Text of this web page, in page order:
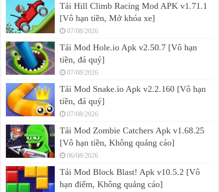
Tải Hill Climb Racing Mod APK v1.71.1
[Vô hạn tiền, Mở khóa xe]
07/08/2026
Tải Mod Hole.io Apk v2.50.7 [Vô hạn
tiền, đá quý]
07/08/2026
Tải Mod Snake.io Apk v2.2.160 [Vô hạn
tiền, đá quý]
07/08/2026
Tải Mod Zombie Catchers Apk v1.68.25
[Vô hạn tiền, Không quảng cáo]
06/08/2026
Tải Mod Block Blast! Apk v10.5.2 [Vô
hạn điểm, Không quảng cáo]